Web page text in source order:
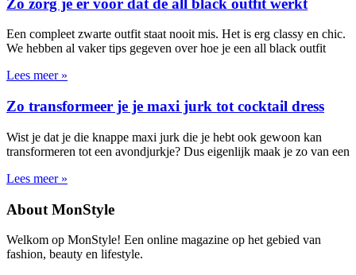
Een compleet zwarte outfit staat nooit mis. Het is erg classy en chic.
We hebben al vaker tips gegeven over hoe je een all black outfit
Lees meer »
Zo transformeer je je maxi jurk tot cocktail dress
Wist je dat je die knappe maxi jurk die je hebt ook gewoon kan
transformeren tot een avondjurkje? Dus eigenlijk maak je zo van een
Lees meer »
About MonStyle
Welkom op MonStyle! Een online magazine op het gebied van
fashion, beauty en lifestyle.